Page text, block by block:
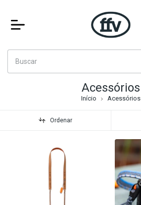
Acessórios
Início Acessórios
Ordenar